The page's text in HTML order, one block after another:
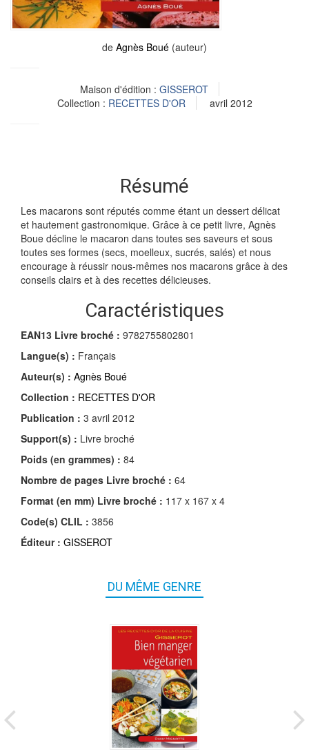
de Agnès Boué (auteur)
Maison d'édition : GISSEROT
Collection : RECETTES D'OR avril 2012
Résumé
Les macarons sont réputés comme étant un dessert délicat
et hautement gastronomique. Grâce à ce petit livre, Agnès
Boue décline le macaron dans toutes ses saveurs et sous
toutes ses formes (secs, moelleux, sucrés, salés) et nous
encourage à réussir nous-mêmes nos macarons grâce à des
conseils clairs et à des recettes délicieuses.
Caractéristiques
EAN13 Livre broché : 9782755802801
Langue(s) : Français
Auteur(s) : Agnès Boué
Collection : RECETTES D'OR
Publication : 3 avril 2012
Support(s) : Livre broché
Poids (en grammes) : 84
Nombre de pages Livre broché : 64
Format (en mm) Livre broché : 117 x 167 x 4
Code(s) CLIL : 3856
Éditeur : GISSEROT
DU MÊME GENRE